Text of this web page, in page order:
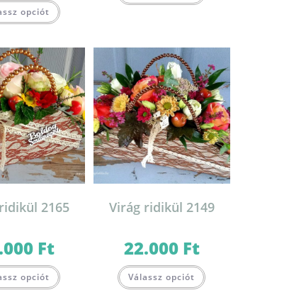
opciót
2165
Ft
opciót
Virág ridikül 2149
22.000 Ft
Válassz opciót